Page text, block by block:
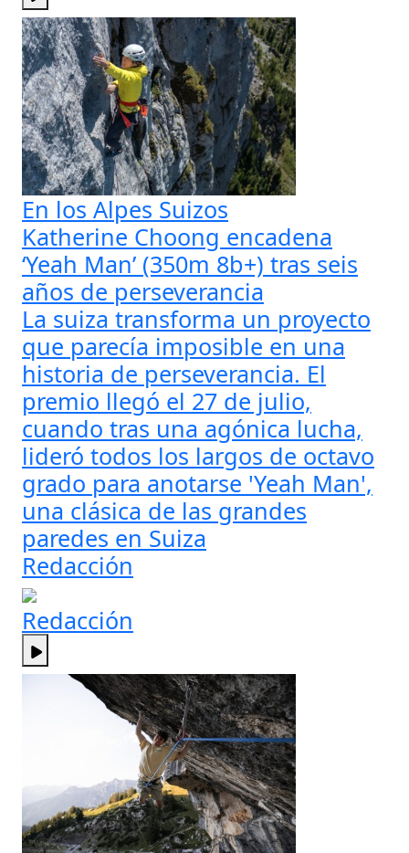
En los Alpes Suizos
Katherine Choong encadena
‘Yeah Man’ (350m 8b+) tras seis
años de perseverancia
La suiza transforma un proyecto
que parecía imposible en una
historia de perseverancia. El
premio llegó el 27 de julio,
cuando tras una agónica lucha,
lideró todos los largos de octavo
grado para anotarse 'Yeah Man',
una clásica de las grandes
paredes en Suiza
Redacción
Redacción